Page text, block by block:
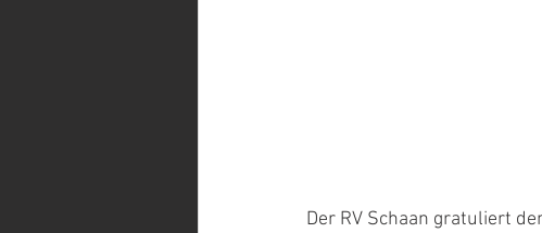
Der RV Schaan gratuliert